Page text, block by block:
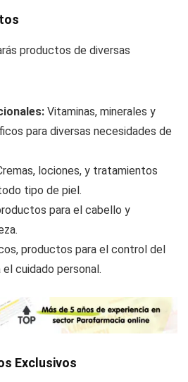
productos de diversas
Vitaminas, minerales y
para diversas necesidades de
lociones, y tratamientos
tipo de piel.
para el cabello y
productos para el control del
cuidado personal.
Exclusivos